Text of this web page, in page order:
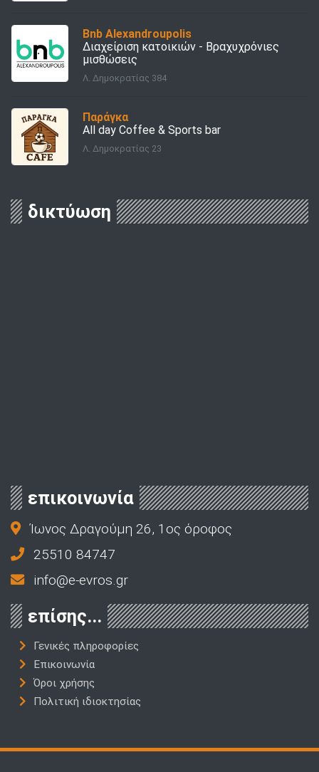
Bnb Alexandroupolis
Διαχείριση κατοικιών - Bραχυχρόνιες
μισθώσεις
Λ. Δημοκρατίας 384
Παράγκα
All day Coffee & Sports bar
Λ. Δημοκρατίας 23
δικτύωση
επικοινωνία
Ίωνος Δραγούμη 26, 1ος όροφος
25510 84747
info@e-evros.gr
επίσης...
Γενικές πληροφορίες
Επικοινωνία
Όροι χρήσης
Πολιτική ιδιοκτησίας